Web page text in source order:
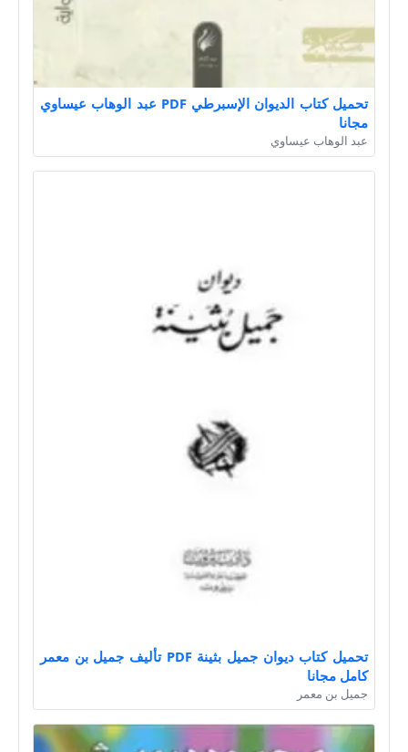
تحميل كتاب الديوان الإسبرطي PDF عبد الوهاب عيساوي
مجانا
عبد الوهاب عيساوي
تحميل كتاب ديوان جميل بثينة PDF تأليف جميل بن معمر
كامل مجانا
جميل بن معمر